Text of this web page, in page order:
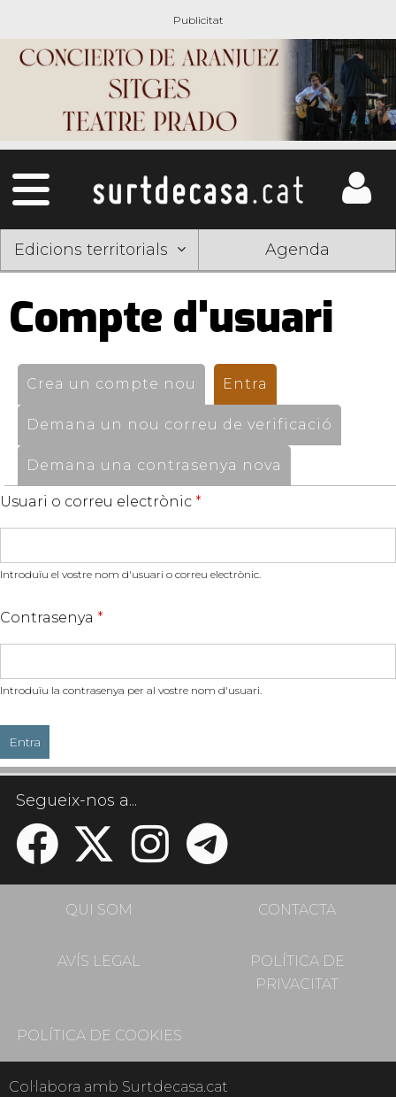
Edicions territorials Agenda
Compte d'usuari
Pestanyes
primàries
Crea un compte nou Entra
Demana un nou correu de verificació
Demana una contrasenya nova
Usuari o correu electrònic *
Introduïu el vostre nom d'usuari o correu electrònic.
Contrasenya *
Introduïu la contrasenya per al vostre nom d'usuari.
Segueix-nos a...
QUI SOM CONTACTA
AVÍS LEGAL
POLÍTICA DE
PRIVACITAT
POLÍTICA DE COOKIES
Col·labora amb Surtdecasa.cat